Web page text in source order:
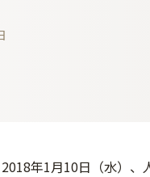
2018年1月10日（水）、